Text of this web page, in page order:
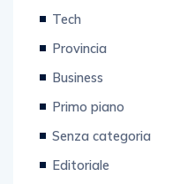
Tech
Provincia
Business
Primo piano
Senza categoria
Editoriale